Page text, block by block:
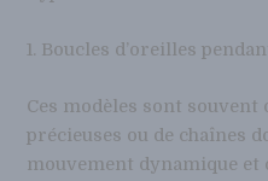
1. Boucles d’oreilles
Ces modèles sont
précieuses ou de chaînes
mouvement dynamique et